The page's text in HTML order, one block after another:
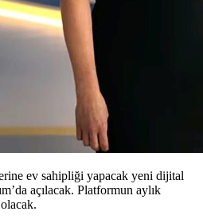
ev sahipliği yapacak yeni dijital
açılacak. Platformun aylık